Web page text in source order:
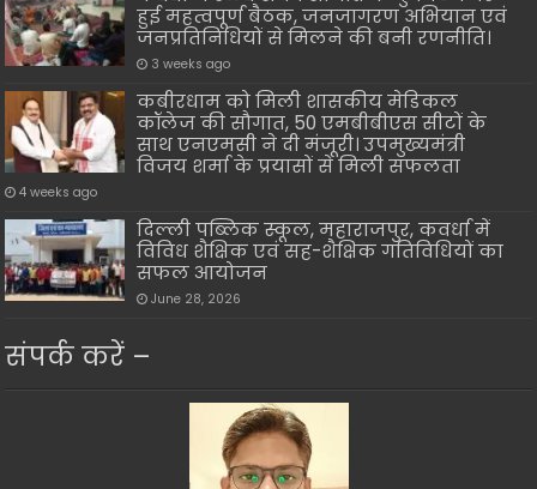
हुई महत्वपूर्ण बैठक, जनजागरण अभियान एवं
जनप्रतिनिधियों से मिलने की बनी रणनीति।
3 weeks ago
कबीरधाम को मिली शासकीय मेडिकल
कॉलेज की सौगात, 50 एमबीबीएस सीटों के
साथ एनएमसी ने दी मंजूरी। उपमुख्यमंत्री
विजय शर्मा के प्रयासों से मिली सफलता
4 weeks ago
दिल्ली पब्लिक स्कूल, महाराजपुर, कवर्धा में
विविध शैक्षिक एवं सह-शैक्षिक गतिविधियों का
सफल आयोजन
June 28, 2026
संपर्क करें –